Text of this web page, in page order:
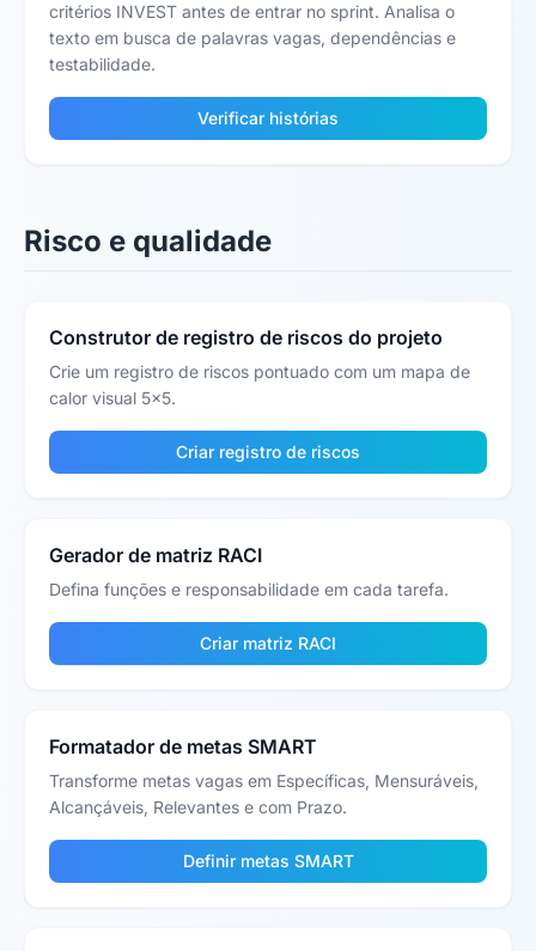
critérios INVEST antes de entrar no sprint. Analisa o
texto em busca de palavras vagas, dependências e
testabilidade.
Verificar histórias
Risco e qualidade
Construtor de registro de riscos do projeto
Crie um registro de riscos pontuado com um mapa de
calor visual 5x5.
Criar registro de riscos
Gerador de matriz RACI
Defina funções e responsabilidade em cada tarefa.
Criar matriz RACI
Formatador de metas SMART
Transforme metas vagas em Específicas, Mensuráveis,
Alcançáveis, Relevantes e com Prazo.
Definir metas SMART